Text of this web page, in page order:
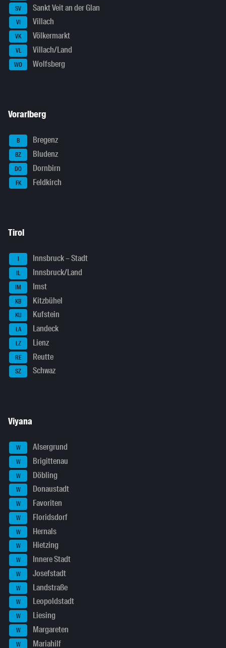
SV Sankt Veit an der Glan
VI Villach
VK Völkermarkt
VL Villach/Land
WO Wolfsberg
Vorarlberg
B Bregenz
BZ Bludenz
DO Dornbirn
FK Feldkirch
Tirol
I Innsbruck – Stadt
IL Innsbruck/Land
IM Imst
KB Kitzbühel
KU Kufstein
LA Landeck
LZ Lienz
RE Reutte
SZ Schwaz
Viyana
W Alsergrund
W Brigittenau
W Döbling
W Donaustadt
W Favoriten
W Floridsdorf
W Hernals
W Hietzing
W Innere Stadt
W Josefstadt
W Landstraße
W Leopoldstadt
W Liesing
W Margareten
W Mariahilf